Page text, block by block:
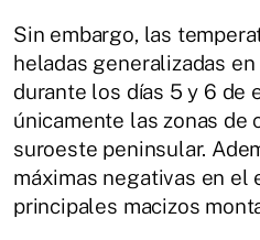
Sin embargo, las
heladas generalizadas
durante los días 5 y 6 de
únicamente las zonas de
suroeste peninsular.
máximas negativas en el
principales macizos